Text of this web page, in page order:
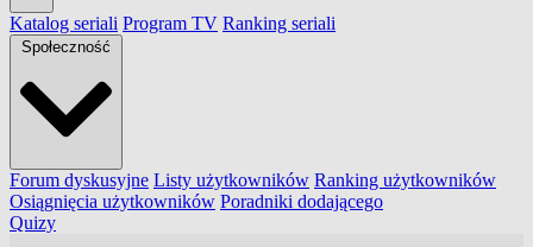
Katalog seriali Program TV Ranking seriali
Społeczność
Forum dyskusyjne Listy użytkowników Ranking użytkowników
Osiągnięcia użytkowników Poradniki dodającego
Quizy